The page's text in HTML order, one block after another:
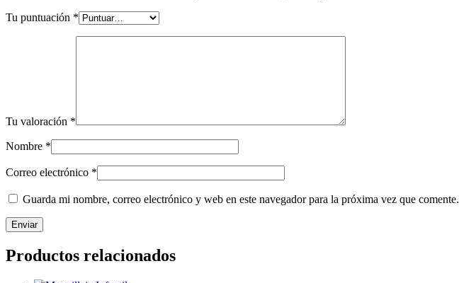
Tu puntuación *
Tu valoración *
Nombre *
Correo electrónico *
Guarda mi nombre, correo electrónico y web en este navegador para la próxima vez que comente.
Productos relacionados